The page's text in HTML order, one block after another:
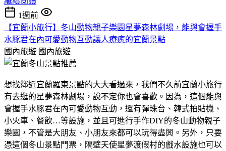
1週前
【宜蘭小旅行】冬山動物親子樂園星夢森林劇場，能與會握手
水豚君在內可愛動物互動讓人療癒的宜蘭景點
國內旅遊 國內旅遊
想找鄰近宜蘭羅東景點的大大看過來，我們不久前宜蘭小旅行
有去逛的星夢森林劇場，說不定你也會喜歡。因為，這個能與
會握手水豚君在內可愛動物互動，還有彈珠台、韓式拍貼機、
小火車、餐飲…等設施，並且可進行手作DIY的冬山動物親子
樂園，不管是大朋友、小朋友來都可以玩得盡興。另外，只要
憑這個冬山景點門票，隔壁天使星夢渡假村的戲水設施也可以